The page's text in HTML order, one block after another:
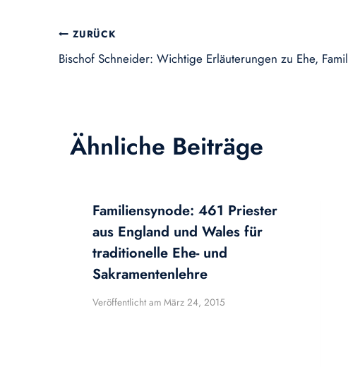
Beitragsnavigation
ZURÜCK
Bischof Schneider: Wichtige Erläuterungen zu Ehe,
Ähnliche Beiträge
Familiensynode: 461 Priester
aus England und Wales für
traditionelle Ehe- und
Sakramentenlehre
Veröffentlicht am März 24, 2015